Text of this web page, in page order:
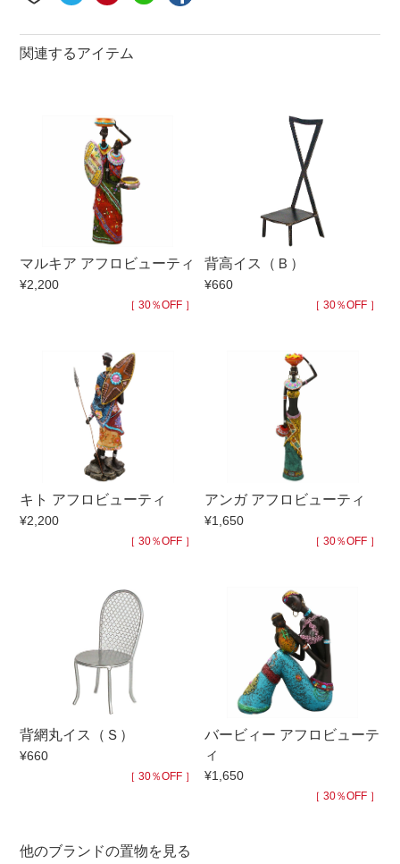
カラー
機能性
手ざわり
柄
関連するアイテム
マルキア アフロビューティ
¥2,200
［ 30％OFF ］
背高イス（Ｂ）
¥660
［ 30％OFF ］
キト アフロビューティ
¥2,200
［ 30％OFF ］
アンガ アフロビューティ
¥1,650
［ 30％OFF ］
背網丸イス（Ｓ）
¥660
［ 30％OFF ］
バービィー アフロビューテ
ィ
¥1,650
［ 30％OFF ］
他のブランドの置物を見る